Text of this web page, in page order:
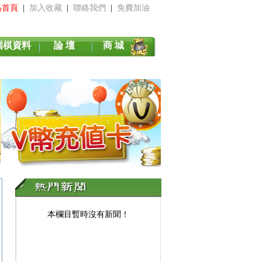
頁 加入收藏 聯絡我們 免費加油
棋資料 論 壇 商 城
本欄目暫時沒有新聞！